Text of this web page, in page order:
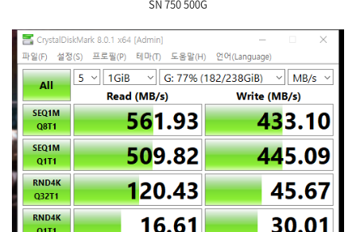
SN 750 500G